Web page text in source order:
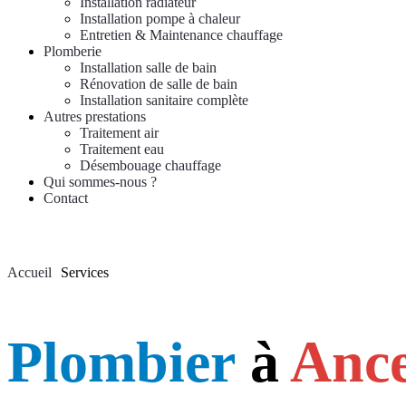
Installation pompe à chaleur
Entretien & Maintenance chauffage
Plomberie
Installation salle de bain
Rénovation de salle de bain
Installation sanitaire complète
Autres prestations
Traitement air
Traitement eau
Désembouage chauffage
Qui sommes-nous ?
Contact
Accueil Services
Plombier à